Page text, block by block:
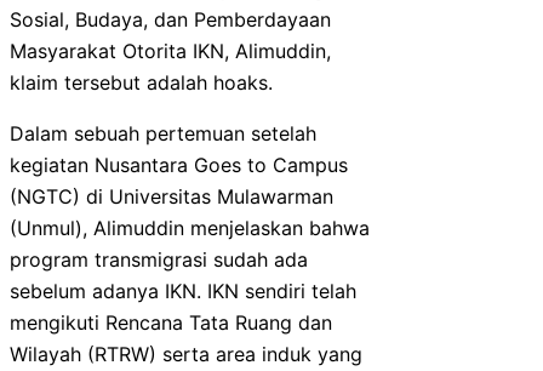
Sosial, Budaya, dan Pemberdayaan
Masyarakat Otorita IKN, Alimuddin,
klaim tersebut adalah hoaks.
Dalam sebuah pertemuan setelah
kegiatan Nusantara Goes to Campus
(NGTC) di Universitas Mulawarman
(Unmul), Alimuddin menjelaskan bahwa
program transmigrasi sudah ada
sebelum adanya IKN. IKN sendiri telah
mengikuti Rencana Tata Ruang dan
Wilayah (RTRW) serta area induk yang